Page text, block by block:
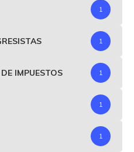
1
1
IMPUESTOS 1
1
1